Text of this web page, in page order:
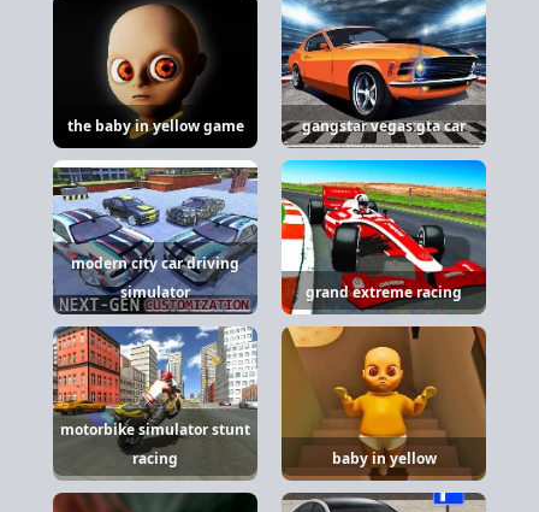
the baby in yellow game gangstar vegas:gta car
modern city car driving
simulator
grand extreme racing
motorbike simulator stunt
racing
baby in yellow